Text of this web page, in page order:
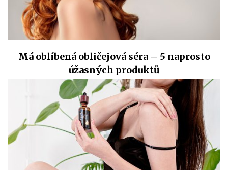
Má oblíbená obličejová séra – 5 naprosto
úžasných produktů